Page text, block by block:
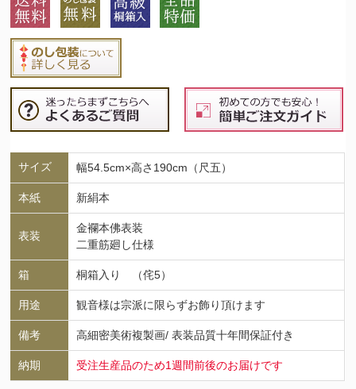
サイズ 幅54.5cm×高さ190cm（尺五）
本紙 新絹本
表装
金襴本佛表装
二重筋廻し仕様
箱 桐箱入り （侘5）
用途 観音様は宗派に限らずお飾り頂けます
備考 高細密美術複製画/ 表装品質十年間保証付き
納期 受注生産品のため1週間前後のお届けです